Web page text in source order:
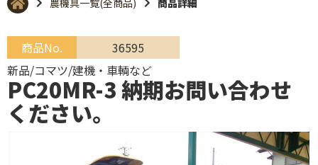
農機具一覧(全商品) 商品詳細
商品No.
36595
新品/コマツ/建機・車輌など
PC20MR-3 納期お問い合わせ
ください。